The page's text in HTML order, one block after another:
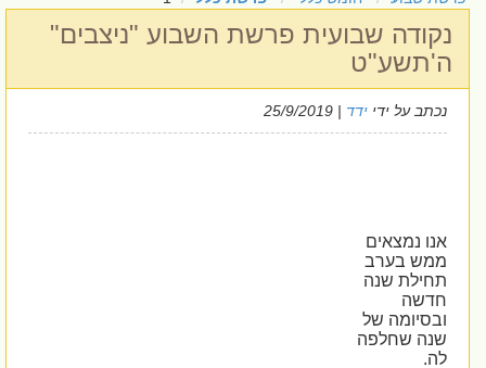
נקודה שבועית פרשת השבוע "ניצבים"
ה'תשע"ט
נכתב על ידי ידד | 25/9/2019
אנו נמצאים
ממש בערב
תחילת שנה
חדשה
ובסיומה של
שנה שחלפה